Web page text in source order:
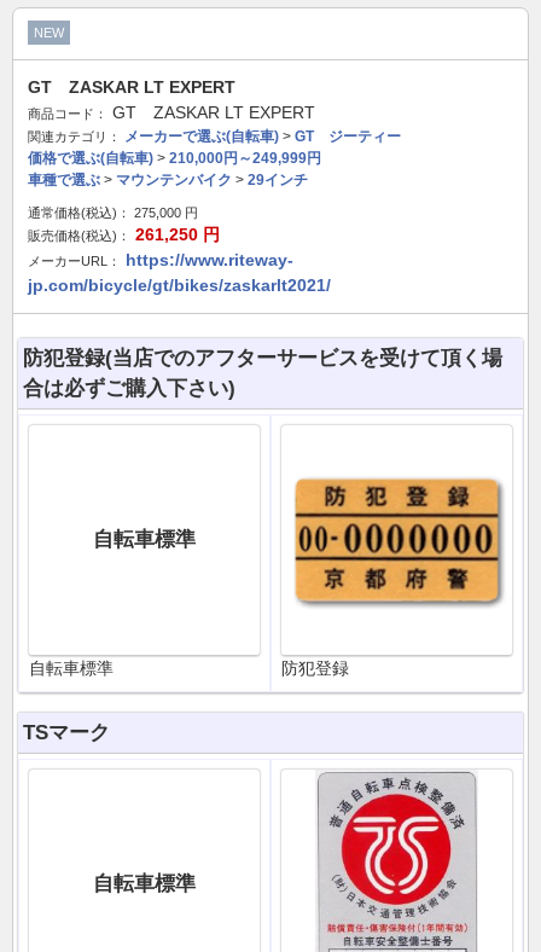
NEW
GT ZASKAR LT EXPERT
商品コード： GT ZASKAR LT EXPERT
関連カテゴリ： メーカーで選ぶ(自転車) > GT ジーティー
価格で選ぶ(自転車) > 210,000円～249,999円
車種で選ぶ > マウンテンバイク > 29インチ
通常価格(税込)： 275,000 円
販売価格(税込)：
261,250 円
メーカーURL：
https://www.riteway-
jp.com/bicycle/gt/bikes/zaskarlt2021/
防犯登録(当店でのアフターサービスを受けて頂く場
合は必ずご購入下さい)
自転車標準
自転車標準 防犯登録
TSマーク
自転車標準